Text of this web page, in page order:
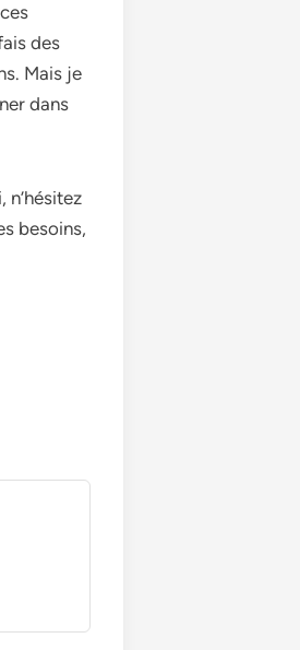
des
Mais je
dans
n’hésitez
besoins,